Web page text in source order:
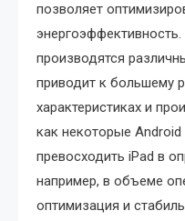
позволяет
производятся
приводит к большему
характеристиках и
как некоторые
превосходить iPad в
например, в объеме
оптимизация и